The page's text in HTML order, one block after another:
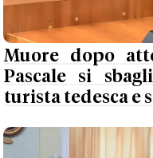
Muore dopo
Pascale si
turista tedesca e